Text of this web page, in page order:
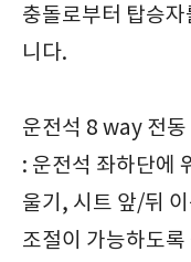
충돌로부터 탑승
니다.
운전석 8 way 전
: 운전석 좌하단에
울기, 시트 앞/뒤
조절이 가능하도